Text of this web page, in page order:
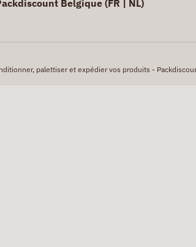
Belgique (FR | NL)
palettiser et expédier vos produits -